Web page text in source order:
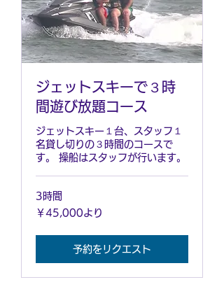
ジェットスキーで３時
間遊び放題コース
ジェットスキー１台、スタッフ１
名貸し切りの３時間のコースで
す。 操船はスタッフが行います。
3時間
45,000
円
り
￥45,000より
予約をリクエスト